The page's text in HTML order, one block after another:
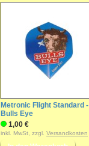
Metronic Flight Standard -
Bulls Eye
1,00 €
inkl. MwSt, zzgl. Versandkosten